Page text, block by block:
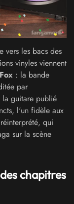
vers les bacs des
vinyles viennent
: la bande
par
la guitare publié
l'un fidèle aux
qui
sur la scène
chapitres